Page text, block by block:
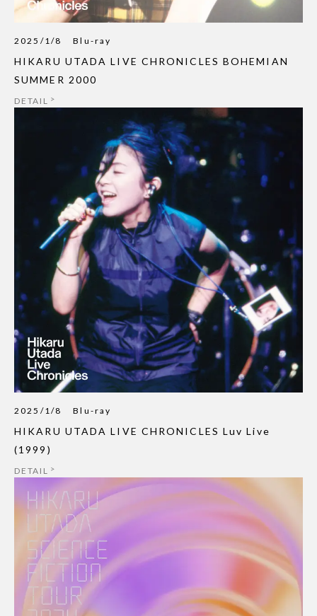
2025/1/8 Blu-ray
HIKARU UTADA LIVE CHRONICLES BOHEMIAN
SUMMER 2000
DETAIL
2025/1/8 Blu-ray
HIKARU UTADA LIVE CHRONICLES Luv Live
(1999)
DETAIL